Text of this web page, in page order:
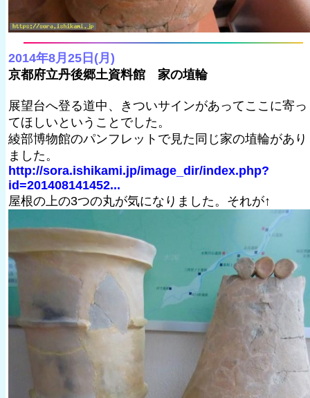
2014年8月25日(月)
京都府立丹後郷土資料館 家の埴輪
展望台へ登る道中、きついサインがあってここに寄っ
てほしいということでした。
綾部博物館のパンフレットで見た同じ家の埴輪があり
ました。
http://sora.ishikami.jp/image_dir/index.php?
id=201408141452...
屋根の上の3つの丸が気になりました。それが↑